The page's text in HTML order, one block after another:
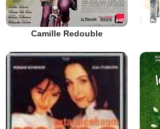
Camille Redouble